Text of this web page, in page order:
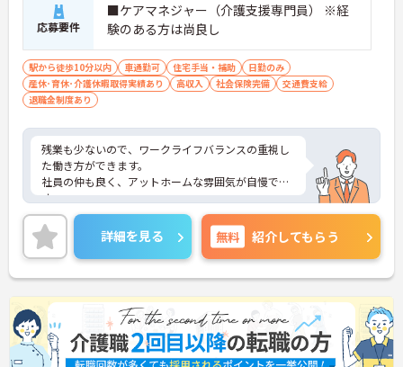
応募要件
■ケアマネジャー（介護支援専門員） ※経
験のある方は尚良し
駅から徒歩10分以内 車通勤可 住宅手当・補助
日勤のみ
産休･育休･介護休暇取得実績あり
高収入 社会保険完備
交通費支給
退職金制度あり
残業も少ないので、ワークライフバランスの重視し
た働き方ができます。
社員の仲も良く、アットホームな雰囲気が自慢で
す。
ご興味ある方には、面接対策ポイントなど、詳細を
お話しいたしますのでお気軽にご相談ください。
詳細を見る 無料 紹介してもらう